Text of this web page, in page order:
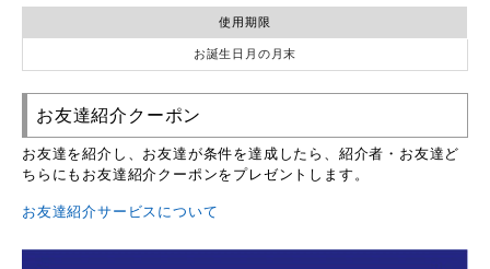
使用期限
お誕生日月の月末
お友達紹介クーポン
お友達を紹介し、お友達が条件を達成したら、紹介者・お友達ど
ちらにもお友達紹介クーポンをプレゼントします。
お友達紹介サービスについて